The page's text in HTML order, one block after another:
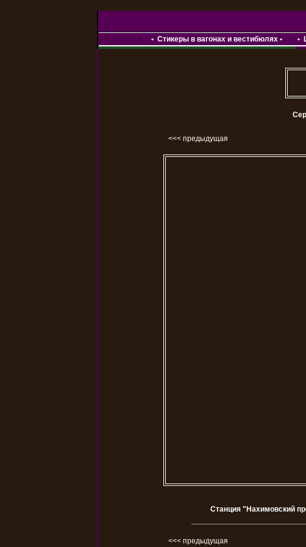
• • • Стикеры в вагонах и вестибюлях• •
<<< предыдущая
Станция "Нахимовский
<<< предыдущая